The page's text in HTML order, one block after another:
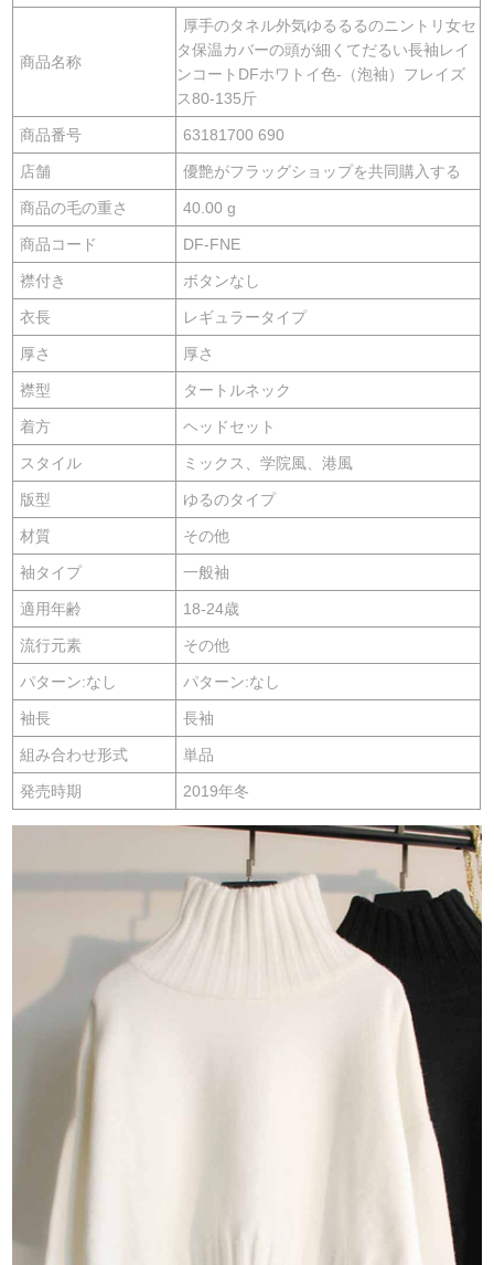
商品名称
厚手のタネル外気ゆるるるのニントリ女セ
タ保温カバーの頭が細くてだるい長袖レイ
ンコートDFホワトイ色-（泡袖）フレイズ
ス80-135斤
商品番号 63181700 690
店舗 優艶がフラッグショップを共同購入する
商品の毛の重さ 40.00 g
商品コード DF-FNE
襟付き ボタンなし
衣長 レギュラータイプ
厚さ 厚さ
襟型 タートルネック
着方 ヘッドセット
スタイル ミックス、学院風、港風
版型 ゆるのタイプ
材質 その他
袖タイプ 一般袖
適用年齢 18-24歳
流行元素 その他
パターン:なし パターン:なし
袖長 長袖
組み合わせ形式 単品
発売時期 2019年冬